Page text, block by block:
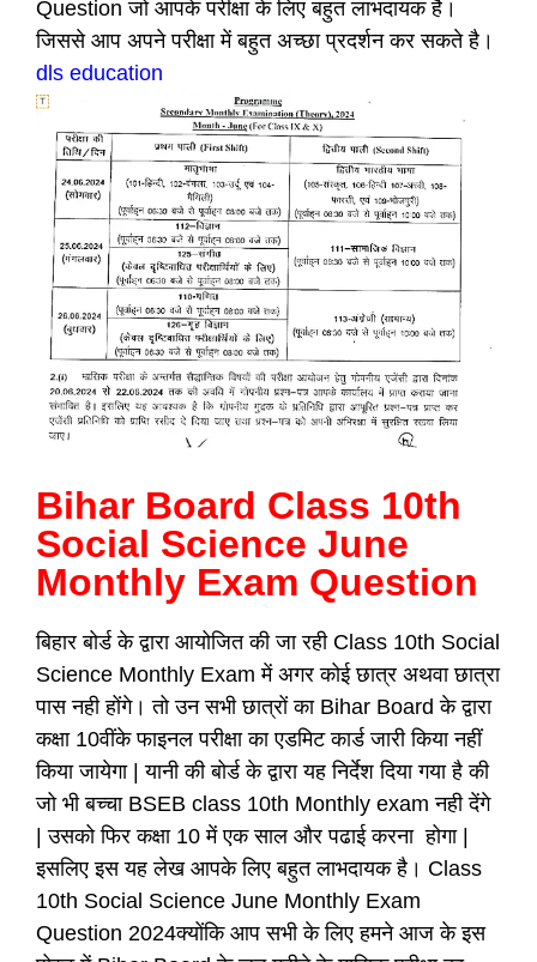
Question जो आपके परीक्षा के लिए बहुत लाभदायक है।
जिससे आप अपने परीक्षा में बहुत अच्छा प्रदर्शन कर सकते है।
dls education
Bihar Board Class 10th
Social Science June
Monthly Exam Question
बिहार बोर्ड के द्वारा आयोजित की जा रही Class 10th Social
Science Monthly Exam में अगर कोई छात्र अथवा छात्रा
पास नही होंगे। तो उन सभी छात्रों का Bihar Board के द्वारा
कक्षा 10वींके फाइनल परीक्षा का एडमिट कार्ड जारी किया नहीं
किया जायेगा | यानी की बोर्ड के द्वारा यह निर्देश दिया गया है की
जो भी बच्चा BSEB class 10th Monthly exam नही देंगे
| उसको फिर कक्षा 10 में एक साल और पढाई करना होगा |
इसलिए इस यह लेख आपके लिए बहुत लाभदायक है। Class
10th Social Science June Monthly Exam
Question 2024क्योंकि आप सभी के लिए हमने आज के इस